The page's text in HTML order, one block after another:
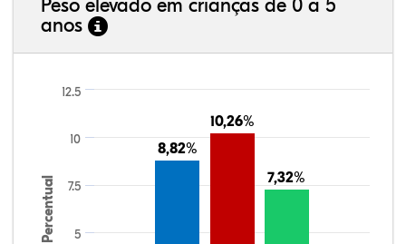
Peso elevado em crianças de 0 a 5
anos
Percentual
8,82%
8,82%
10,26%
10,26%
7,32%
7,32%
5
7.5
10
12.5